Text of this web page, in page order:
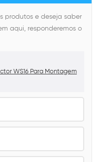
produtos e deseja saber
aqui, responderemos o
WS16 Para Montagem